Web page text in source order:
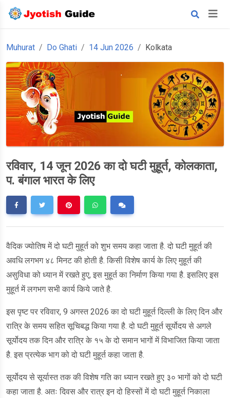
Muhurat Do Ghati 14 Jun 2026 Kolkata
रविवार, 14 जून 2026 का दो घटी मुहूर्त, कोलकाता,
प. बंगाल भारत के लिए
वैदिक ज्योतिष में दो घटी मुहूर्त को शुभ समय कहा जाता है. दो घटी मुहूर्त की
अवधि लगभग ४८ मिनट की होती है. किसी विशेष कार्य के लिए मुहूर्त की
असुविधा को ध्यान में रखते हुए, इस मुहूर्त का निर्माण किया गया है. इसलिए इस
मुहूर्त में लगभग सभी कार्य किये जाते है.
इस पृष्ट पर रविवार, 9 अगस्त 2026 का दो घटी मुहूर्त दिल्ली के लिए दिन और
रात्रि के समय सहित सूचिबद्ध किया गया है. दो घटी मुहूर्त सूर्योदय से अगले
सूर्योदय तक दिन और रात्रि के १५ के दो समान भागों में विभाजित किया जाता
है. इस प्रत्येक भाग को दो घटी मुहूर्त कहा जाता है.
सूर्योदय से सूर्यास्त तक की विशेष गति का ध्यान रखते हुए ३० भागों को दो घटी
कहा जाता है. अतः दिवस और रात्र इन दो हिस्सों में दो घटी मुहूर्त निकाला